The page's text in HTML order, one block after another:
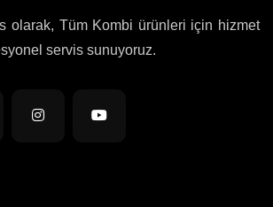
olarak, Tüm Kombi ürünleri için hizmet
servis sunuyoruz.